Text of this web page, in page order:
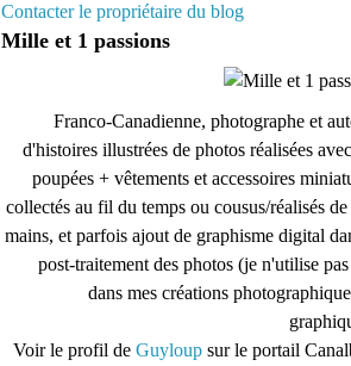
Contacter le propriétaire du blog
Mille et 1 passions
Franco-Canadienne, photographe et
d'histoires illustrées de photos réalisées
poupées + vêtements et accessoires
collectés au fil du temps ou cousus/réalisés de
mains, et parfois ajout de graphisme digital
post-traitement des photos (je n'utilise
dans mes créations
Voir le profil de Guyloup sur le portail